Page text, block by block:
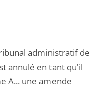
administratif de
annulé en tant qu'il
A... une amende